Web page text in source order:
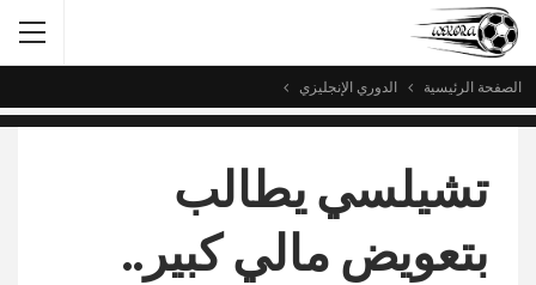
الصفحة الرئيسية الدوري الإنجليزي
تشيلسي يطالب
بتعويض مالي كبير..